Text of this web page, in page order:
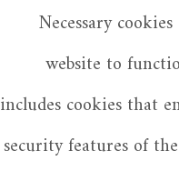
Necessary
website to
includes cookies that
security features of